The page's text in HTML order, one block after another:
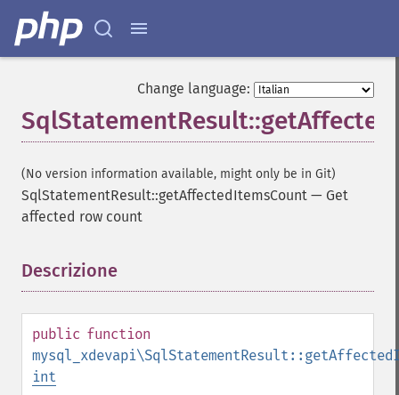
Change language:
(No version information available, might only be in Git)
SqlStatementResult::getAffectedItemsCount — Get
affected row count
Descrizione
public function
int